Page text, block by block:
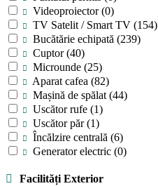
Videoproiector(0)
TV Satelit / Smart TV (154)
Bucătărie echipată (239)
Cuptor(40)
Microunde (25)
Aparat cafea (82)
Mașină de spălat (44)
Uscător rufe (1)
Uscător păr(1)
Încălzire centrală (6)
Generator electric (0)
Facilități Exterior